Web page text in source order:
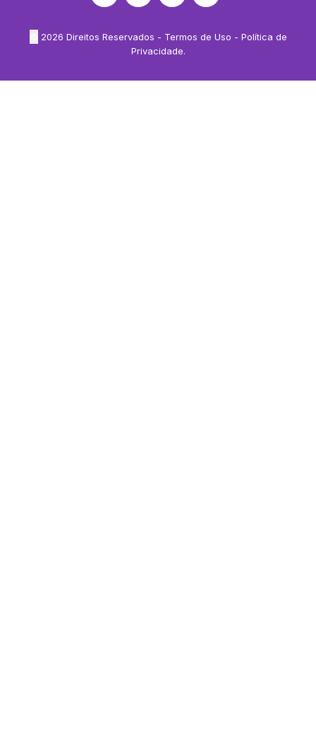
2026 Direitos Reservados - Termos de Uso - Política de
Privacidade.